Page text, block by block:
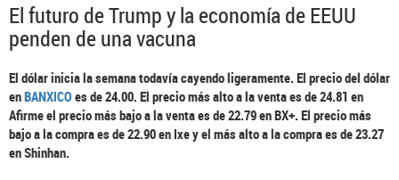
El futuro de Trump y la economía de EEUU
penden de una vacuna
El dólar inicia la semana todavía cayendo ligeramente. El precio del dólar
enBANXICO es de 24.00. El precio más alto a la venta es de 24.81 en
Afirme el precio más bajo a la venta es de 22.79 en BX+. El precio más
bajo a la compra es de 22.90 en Ixe y el más alto a la compra es de 23.27
en Shinhan.